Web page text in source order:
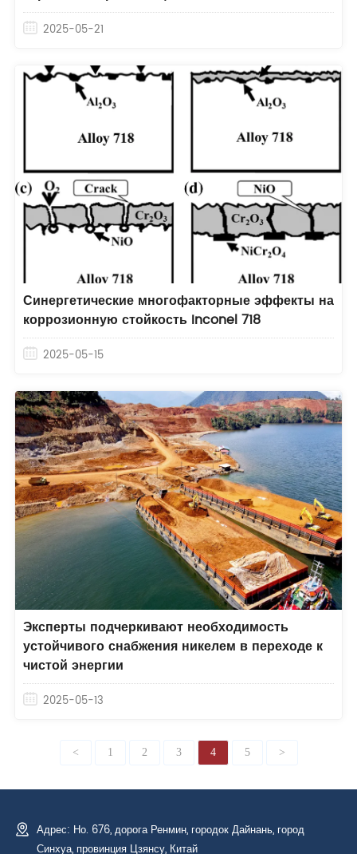
2025-05-21
Синергетические многофакторные эффекты на
коррозионную стойкость Inconel 718
2025-05-15
Эксперты подчеркивают необходимость
устойчивого снабжения никелем в переходе к
чистой энергии
2025-05-13
< 1 2 3 4 5 >
Адрес: Но. 676, дорога Ренмин, городок Дайнань, город
Синхуа, провинция Цзянсу, Китай